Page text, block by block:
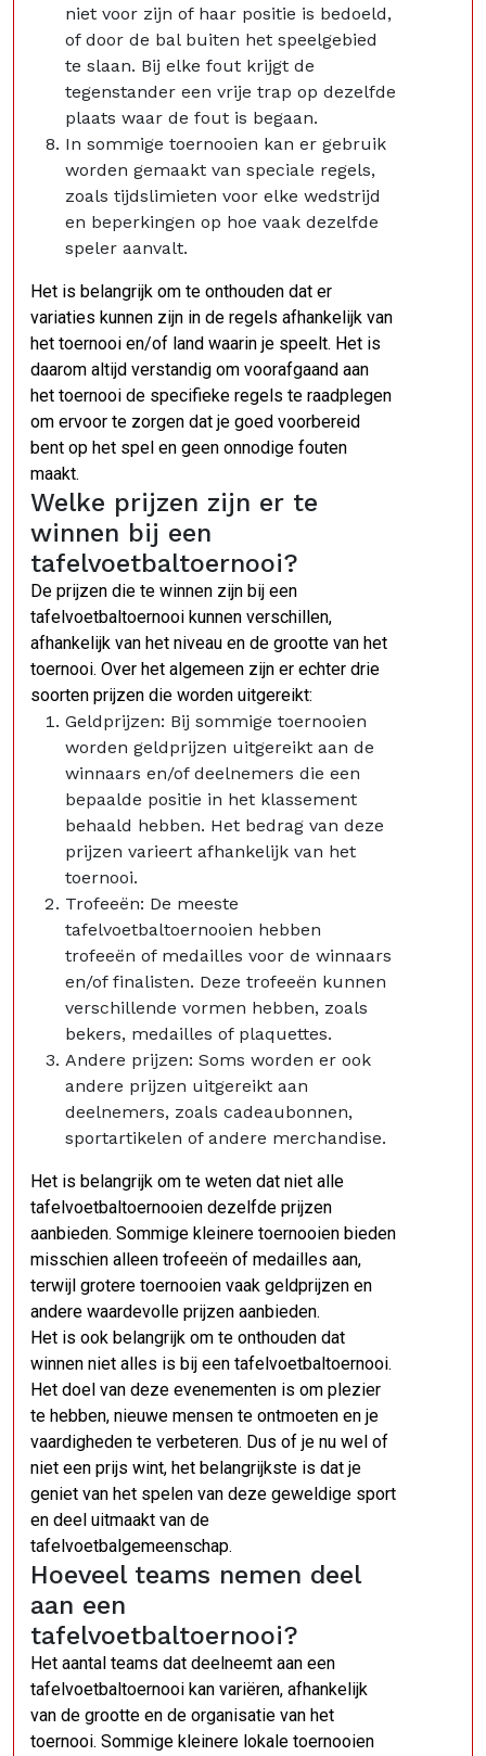
niet voor zijn of haar positie is bedoeld,
of door de bal buiten het speelgebied
te slaan. Bij elke fout krijgt de
tegenstander een vrije trap op dezelfde
plaats waar de fout is begaan.
In sommige toernooien kan er gebruik
worden gemaakt van speciale regels,
zoals tijdslimieten voor elke wedstrijd
en beperkingen op hoe vaak dezelfde
speler aanvalt.
Het is belangrijk om te onthouden dat er
variaties kunnen zijn in de regels afhankelijk van
het toernooi en/of land waarin je speelt. Het is
daarom altijd verstandig om voorafgaand aan
het toernooi de specifieke regels te raadplegen
om ervoor te zorgen dat je goed voorbereid
bent op het spel en geen onnodige fouten
maakt.
Welke prijzen zijn er te
winnen bij een
tafelvoetbaltoernooi?
De prijzen die te winnen zijn bij een
tafelvoetbaltoernooi kunnen verschillen,
afhankelijk van het niveau en de grootte van het
toernooi. Over het algemeen zijn er echter drie
soorten prijzen die worden uitgereikt:
Geldprijzen: Bij sommige toernooien
worden geldprijzen uitgereikt aan de
winnaars en/of deelnemers die een
bepaalde positie in het klassement
behaald hebben. Het bedrag van deze
prijzen varieert afhankelijk van het
toernooi.
Trofeeën: De meeste
tafelvoetbaltoernooien hebben
trofeeën of medailles voor de winnaars
en/of finalisten. Deze trofeeën kunnen
verschillende vormen hebben, zoals
bekers, medailles of plaquettes.
Andere prijzen: Soms worden er ook
andere prijzen uitgereikt aan
deelnemers, zoals cadeaubonnen,
sportartikelen of andere merchandise.
Het is belangrijk om te weten dat niet alle
tafelvoetbaltoernooien dezelfde prijzen
aanbieden. Sommige kleinere toernooien bieden
misschien alleen trofeeën of medailles aan,
terwijl grotere toernooien vaak geldprijzen en
andere waardevolle prijzen aanbieden.
Het is ook belangrijk om te onthouden dat
winnen niet alles is bij een tafelvoetbaltoernooi.
Het doel van deze evenementen is om plezier
te hebben, nieuwe mensen te ontmoeten en je
vaardigheden te verbeteren. Dus of je nu wel of
niet een prijs wint, het belangrijkste is dat je
geniet van het spelen van deze geweldige sport
en deel uitmaakt van de
tafelvoetbalgemeenschap.
Hoeveel teams nemen deel
aan een
tafelvoetbaltoernooi?
Het aantal teams dat deelneemt aan een
tafelvoetbaltoernooi kan variëren, afhankelijk
van de grootte en de organisatie van het
toernooi. Sommige kleinere lokale toernooien